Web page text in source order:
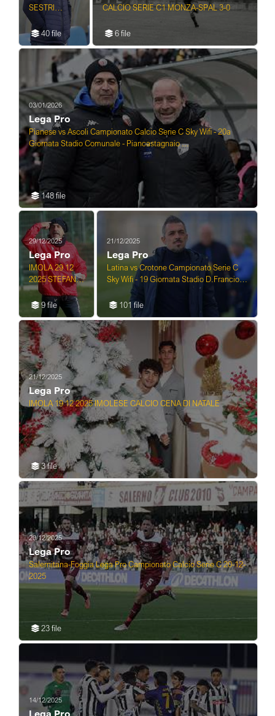
SESTRI
LEVANTE -
LEGA PRO
BRA vs
SAMBENEDE
TTESE
CAMPIONATO
CALCIO
SERIE C
40 file
CALCIO SERIE C1 MONZA-SPAL 3-0
6 file
03/01/2026
Lega Pro
Pianese vs Ascoli Campionato Calcio Serie C Sky Wifi - 20a
Giornata Stadio Comunale - Piancastagnaio ...
148 file
29/12/2025
Lega Pro
IMOLA 29 12
2025 STEFANO
PROTTI
NUOVO
ALLENATORE
DELL'IMOLESE
CALCIO
9 file
21/12/2025
Lega Pro
Latina vs Crotone Campionato Serie C
Sky Wifi - 19 Giornata Stadio D.Francioni
- Latina 21-12-2025
101 file
21/12/2025
Lega Pro
IMOLA 19 12 2025 IMOLESE CALCIO CENA DI NATALE
3 file
20/12/2025
Lega Pro
Salernitana-Foggia Lega Pro Campionato Calcio Serie C 20-12-
2025
23 file
14/12/2025